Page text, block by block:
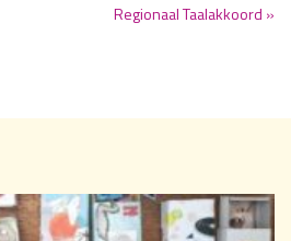
Regionaal Taalakkoord »